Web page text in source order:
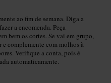
ao fim de semana. Diga a
a encomenda. Peça
bem os cortes. Se vai em grupo,
e complemente com molhos à
Verifique a conta, pois é
automaticamente.